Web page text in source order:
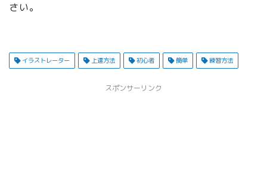
さい。
イラストレーター 上達方法 初心者 簡単 練習方法
スポンサーリンク